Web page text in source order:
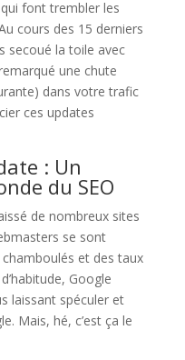
font trembler les
cours des 15 derniers
secoué la toile avec
une chute
dans votre trafic
ces updates
: Un
du SEO
de nombreux sites
se sont
et des taux
Google
laissant spéculer et
Mais, hé, c’est ça le